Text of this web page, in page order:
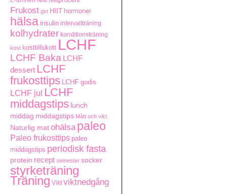
Frukost gvt HIIT hormoner
hälsa insulin intervallträning
kolhydrater konditionsträning
kost kosttillskott LCHF
LCHF Baka LCHF
dessert LCHF
frukosttips LCHF godis
LCHF jul LCHF
middagstips lunch
middag middagstips Mått och vikt
Naturlig mat ohälsa paleo
Paleo frukosttips paleo
middagstips periodisk fasta
protein recept semester socker
styrketräning
Träning Vikt viktnedgång